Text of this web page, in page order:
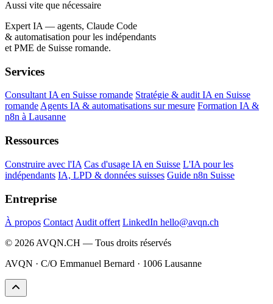
Aussi vite que nécessaire
Expert IA — agents, Claude Code
& automatisation pour les indépendants
et PME de Suisse romande.
Services
Consultant IA en Suisse romande Stratégie & audit IA en Suisse
romande Agents IA & automatisations sur mesure Formation IA &
n8n à Lausanne
Ressources
Construire avec l'IA Cas d'usage IA en Suisse L'IA pour les
indépendants IA, LPD & données suisses Guide n8n Suisse
Entreprise
À propos Contact Audit offert LinkedIn hello@avqn.ch
© 2026 AVQN.CH — Tous droits réservés
AVQN · C/O Emmanuel Bernard · 1006 Lausanne